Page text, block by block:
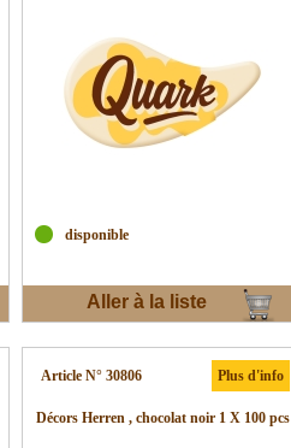
disponible
Aller à la liste
Article N° 30806 Plus d'info
Décors Herren , chocolat noir 1 X 100 pcs